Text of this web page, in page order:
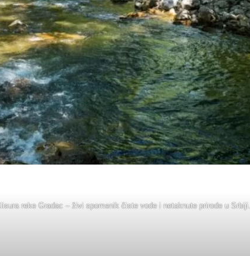
reke Gradac – živi spomenik čiste vode i netaknute prirode u Srbiji.